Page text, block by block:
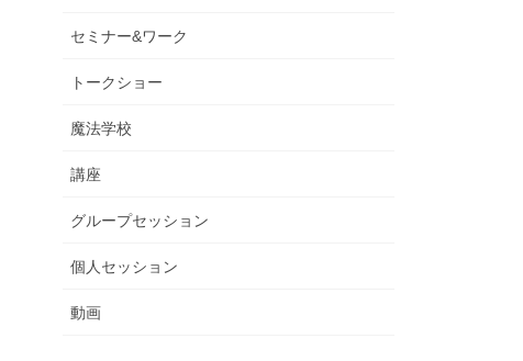
セミナー&ワーク
トークショー
魔法学校
講座
グループセッション
個人セッション
動画